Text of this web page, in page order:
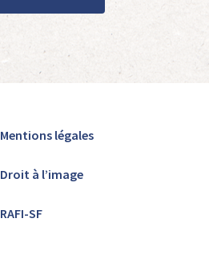
Mentions légales
Droit à l’image
RAFI-SF